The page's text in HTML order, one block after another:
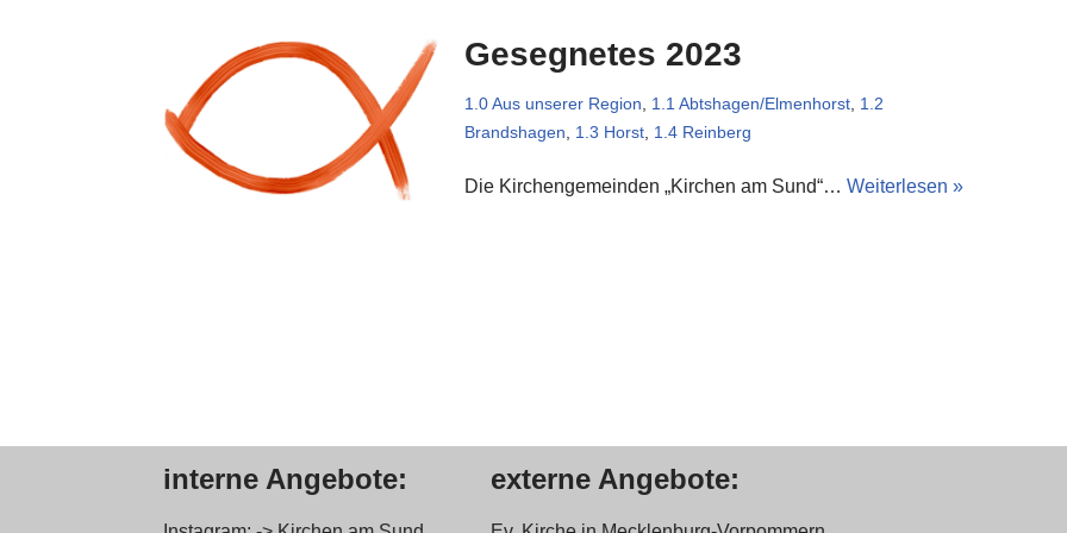
Gesegnetes 2023
1.0 Aus unserer Region, 1.1 Abtshagen/Elmenhorst, 1.2
Brandshagen, 1.3 Horst, 1.4 Reinberg
Die Kirchengemeinden „Kirchen am Sund“… Weiterlesen »
interne Angebote: externe Angebote: